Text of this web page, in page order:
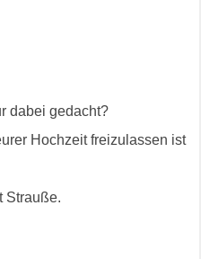
dabei gedacht?
Hochzeit freizulassen ist
Strauße.